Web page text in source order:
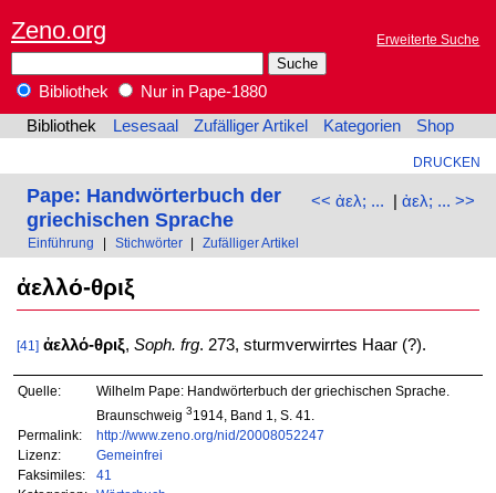
Zeno.org Erweiterte Suche
Bibliothek
Nur in Pape-1880
Bibliothek
Lesesaal Zufälliger Artikel Kategorien Shop
DRUCKEN
<< ἀελ; ... | ἀελ; ... >>
Pape: Handwörterbuch der
griechischen Sprache
Einführung Stichwörter Zufälliger Artikel
ἀελλό-θριξ
[41] ἀελλό-θριξ, Soph. frg. 273, sturmverwirrtes Haar (?).
Quelle:
Wilhelm Pape: Handwörterbuch der griechischen Sprache.
Braunschweig 31914, Band 1, S. 41.
Permalink:
http://www.zeno.org/nid/20008052247
Lizenz:
Gemeinfrei
Faksimiles:
41